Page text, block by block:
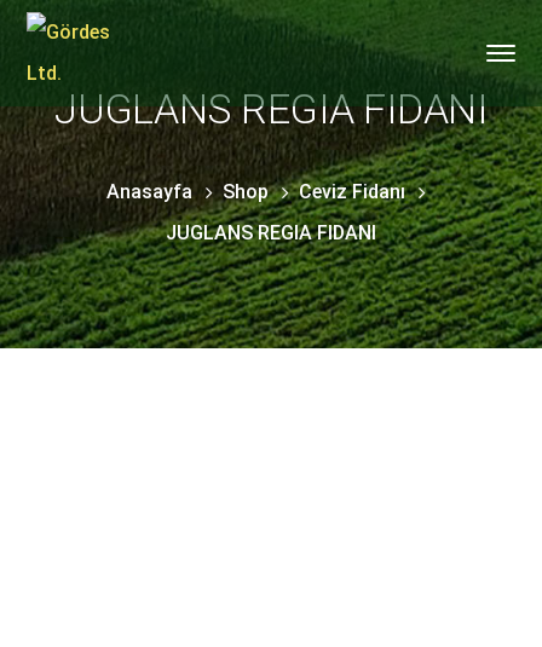
JUGLANS REGIA FIDANI
Anasayfa Shop
Ceviz Fidanı
JUGLANS REGIA FIDANI